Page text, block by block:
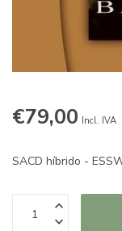
€79,00 Incl. IVA
SACD híbrido -